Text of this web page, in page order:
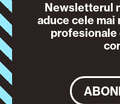
Newsletterul
aduce cele
profesionale